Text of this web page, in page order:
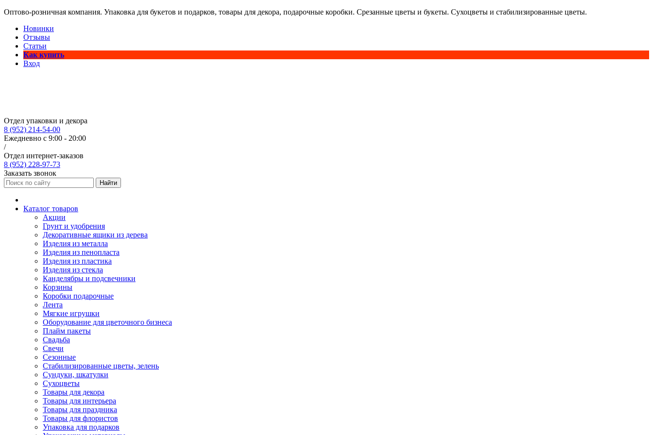
Оптово-розничная компания. Упаковка для букетов и подарков, товары для декора, подарочные коробки. Срезанные цветы и букеты. Сухоцветы и стабилизированные цветы.
Новинки
Отзывы
Статьи
Как купить
Вход
Отдел упаковки и декора
8 (952) 214-54-00
Ежедневно с 9:00 - 20:00
/
Отдел интернет-заказов
8 (952) 228-97-73
Заказать звонок
Найти
Каталог товаров
Акции
Грунт и удобрения
Декоративные ящики из дерева
Изделия из металла
Изделия из пенопласта
Изделия из пластика
Изделия из стекла
Канделябры и подсвечники
Корзины
Коробки подарочные
Лента
Мягкие игрушки
Оборудование для цветочного бизнеса
Плайм пакеты
Свадьба
Свечи
Сезонные
Стабилизированные цветы, зелень
Сундуки, шкатулки
Сухоцветы
Товары для декора
Товары для интерьера
Товары для праздника
Товары для флористов
Упаковка для подарков